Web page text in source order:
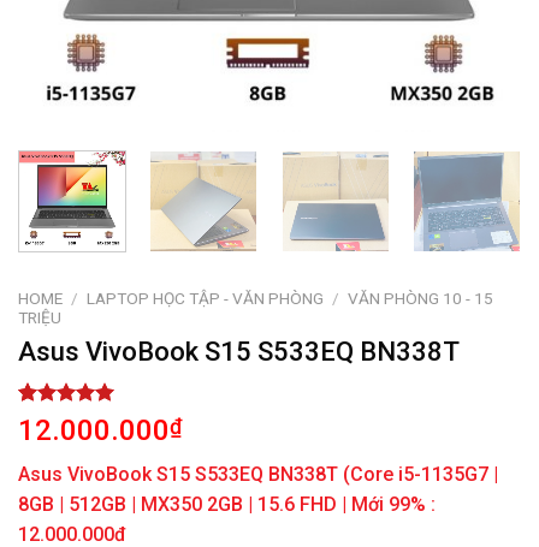
HOME / LAPTOP HỌC TẬP - VĂN PHÒNG / VĂN PHÒNG 10 - 15
TRIỆU
Asus VivoBook S15 S533EQ BN338T
Rated5.00
out of 5
1
customer
rating
12.000.000₫
Asus VivoBook S15 S533EQ BN338T (Core i5-1135G7 |
8GB | 512GB | MX350 2GB | 15.6 FHD | Mới 99% :
12.000.000đ